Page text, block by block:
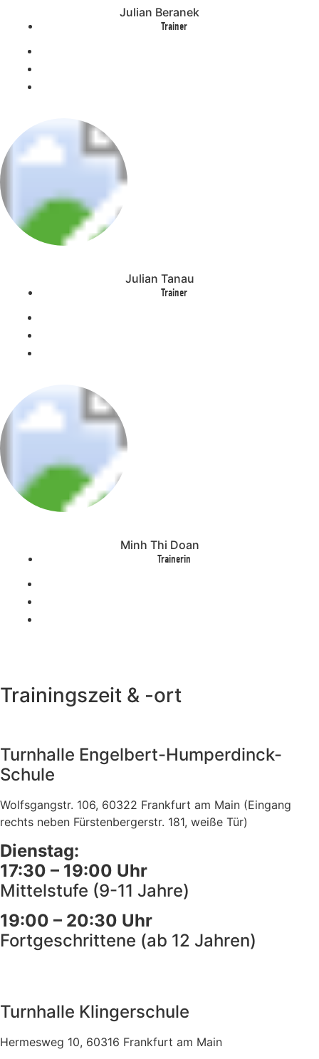
Julian Beranek
Trainer
Julian Tanau
Trainer
Minh Thi Doan
Trainerin
Trainingszeit & -ort
Turnhalle Engelbert-Humperdinck-
Schule
Wolfsgangstr. 106, 60322 Frankfurt am Main (Eingang
rechts neben Fürstenbergerstr. 181, weiße Tür)
Dienstag:
17:30 – 19:00 Uhr
Mittelstufe (9-11 Jahre)
19:00 – 20:30 Uhr
Fortgeschrittene (ab 12 Jahren)
Turnhalle Klingerschule
Hermesweg 10, 60316 Frankfurt am Main